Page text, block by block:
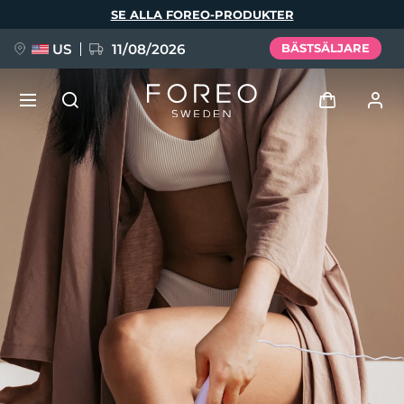
SE ALLA FOREO-PRODUKTER
US 11/08/2026 BÄSTSÄLJARE
Logga in
Användarprofil
Mina enheter
Mina beställningar
Mina adresser
Mina prenumerationer
NYHET
FAQ™ Pure Beauty-Tech Elixir
BREAKING NEWS
issa™ Teeth Whitening Set
Språk
English Deutsch
Español
Français
Italiano
Português
Polski
Svenska
Русский
Türkçe
简体中文 繁體中文